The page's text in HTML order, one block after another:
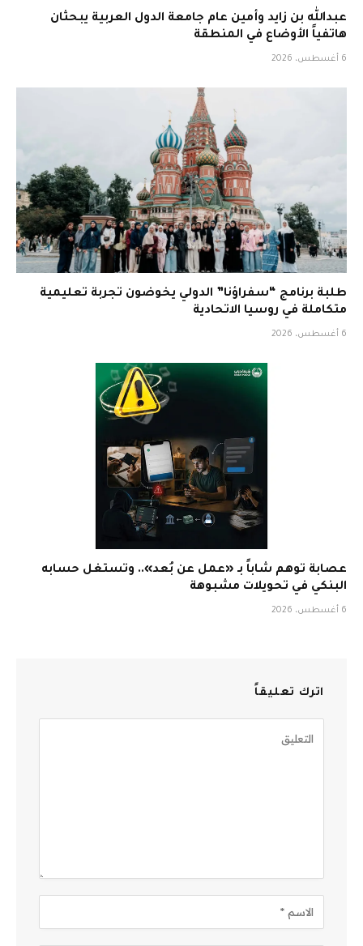
عبدالله بن زايد وأمين عام جامعة الدول العربية يبحثان
هاتفياً الأوضاع في المنطقة
6 أغسطس، 2026
طلبة برنامج “سفراؤنا” الدولي يخوضون تجربة تعليمية
متكاملة في روسيا الاتحادية
6 أغسطس، 2026
عصابة توهم شاباً بـ «عمل عن بُعد».. وتستغل حسابه
البنكي في تحويلات مشبوهة
6 أغسطس، 2026
اترك تعليقاً